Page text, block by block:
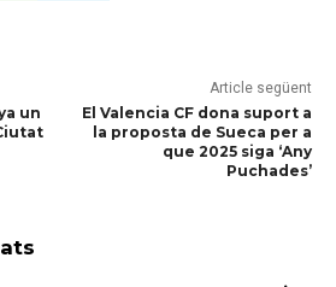
un
Article següent
El Valencia CF dona suport a
la proposta de Sueca per a
que 2025 siga ‘Any
Puchades’